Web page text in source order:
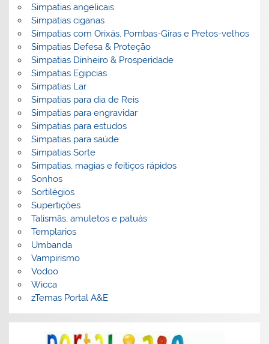
Simpatias angelicais
Simpatias ciganas
Simpatias com Orixás, Pombas-Giras e Pretos-velhos
Simpatias Defesa & Proteção
Simpatias Dinheiro & Prosperidade
Simpatias Egipcias
Simpatias Lar
Simpatias para dia de Reis
Simpatias para engravidar
Simpatias para estudos
Simpatias para saúde
Simpatias Sorte
Simpatias, magias e feitiços rápidos
Sonhos
Sortilégios
Supertições
Talismãs, amuletos e patuás
Templarios
Umbanda
Vampirismo
Vodoo
Wicca
zTemas Portal A&E